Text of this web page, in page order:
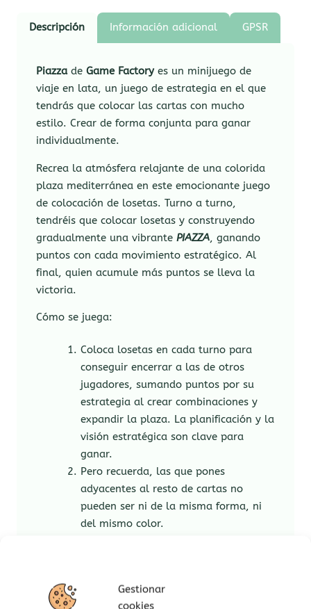
Gestionar
cookies
Descripción Información adicional GPSR
PiazzadeGame Factoryes un minijuego de
viaje en lata, un juego de estrategia en el que
tendrás que colocar las cartas con mucho
estilo. Crear de forma conjunta para ganar
individualmente.
Recrea la atmósfera relajante de una colorida
plaza mediterránea en este emocionante juego
de colocación de losetas. Turno a turno,
tendréis que colocar losetas y construyendo
gradualmente una vibrantePIAZZA, ganando
puntos con cada movimiento estratégico. Al
final, quien acumule más puntos se lleva la
victoria.
Cómo se juega:
Coloca losetas en cada turno para
conseguir encerrar a las de otros
jugadores, sumando puntos por su
estrategia al crear combinaciones y
expandir la plaza. La planificación y la
visión estratégica son clave para
ganar.
Pero recuerda, las que pones
adyacentes al resto de cartas no
pueden ser ni de la misma forma, ni
del mismo color.